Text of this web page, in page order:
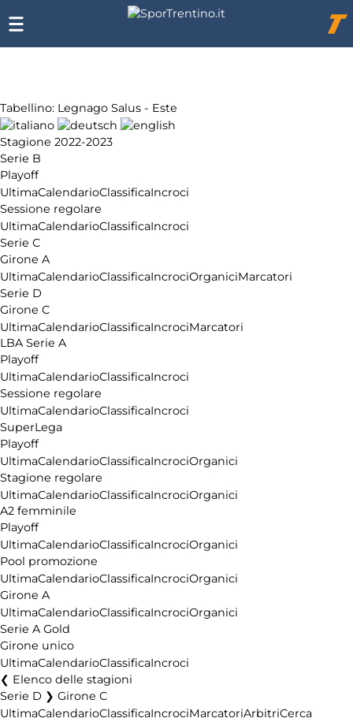
Tabellino: Legnago Salus - Este
Stagione 2022-2023
Serie B
Playoff
UltimaCalendarioClassificaIncroci
Sessione regolare
UltimaCalendarioClassificaIncroci
Serie C
Girone A
UltimaCalendarioClassificaIncrociOrganiciMarcatori
Serie D
Girone C
UltimaCalendarioClassificaIncrociMarcatori
LBA Serie A
Playoff
UltimaCalendarioClassificaIncroci
Sessione regolare
UltimaCalendarioClassificaIncroci
SuperLega
Playoff
UltimaCalendarioClassificaIncrociOrganici
Stagione regolare
UltimaCalendarioClassificaIncrociOrganici
A2 femminile
Playoff
UltimaCalendarioClassificaIncrociOrganici
Pool promozione
UltimaCalendarioClassificaIncrociOrganici
Girone A
UltimaCalendarioClassificaIncrociOrganici
Serie A Gold
Girone unico
UltimaCalendarioClassificaIncroci
Elenco delle stagioni
Serie D ❯ Girone C
UltimaCalendarioClassificaIncrociMarcatoriArbitriCerca
Chi
siamo
Affiliazione